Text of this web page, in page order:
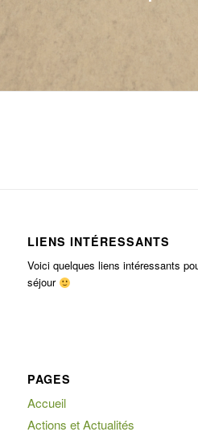
LIENS INTÉRESSANTS
Voici quelques liens intéressants
séjour
PAGES
Accueil
Actions et Actualités